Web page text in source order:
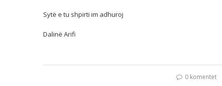
Sytë e tu shpirti im adhuroj
Dalinë Arifi
0 komentet